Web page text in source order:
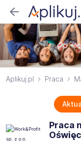
Aplikuj.pl Praca
Praca